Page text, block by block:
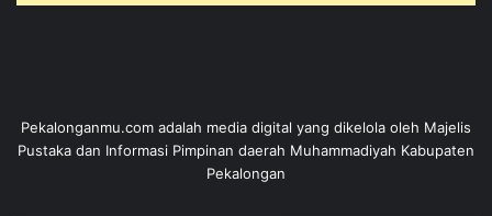
Pekalonganmu.com adalah media digital yang dikelola oleh Majelis
Pustaka dan Informasi Pimpinan daerah Muhammadiyah Kabupaten
Pekalongan